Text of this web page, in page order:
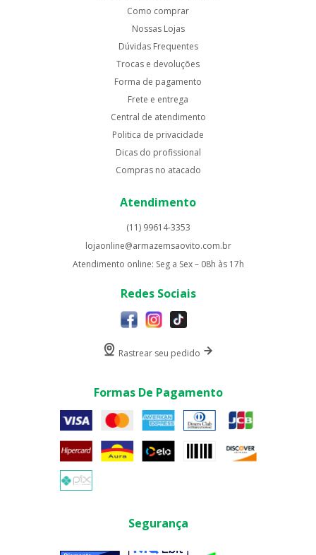
Como comprar
Nossas Lojas
Dúvidas Frequentes
Trocas e devoluções
Forma de pagamento
Frete e entrega
Central de atendimento
Politica de privacidade
Dicas do profissional
Compras no atacado
Atendimento
(11) 99614-3353
lojaonline@armazemsaovito.com.br
Atendimento online: Seg a Sex – 08h às 17h
Redes Sociais
Rastrear seu pedido
Formas De Pagamento
Segurança